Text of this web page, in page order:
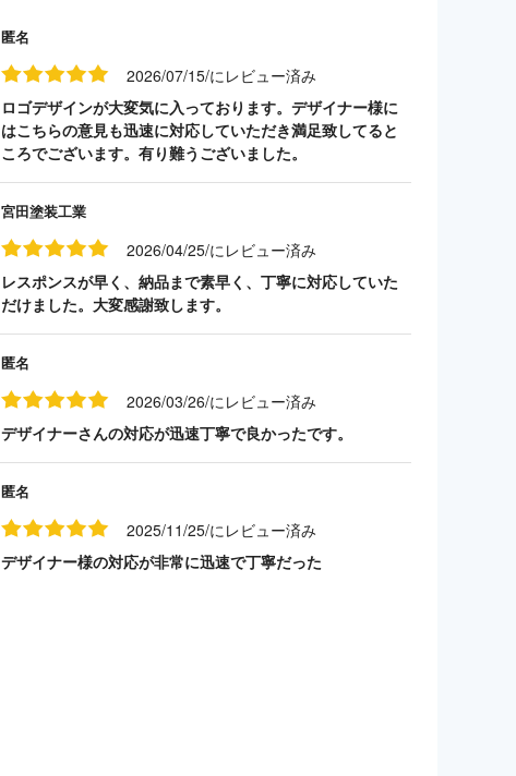
匿名
2026/07/15/にレビュー済み
ロゴデザインが大変気に入っております。デザイナー様に
はこちらの意見も迅速に対応していただき満足致してると
ころでございます。有り難うございました。
宮田塗装工業
2026/04/25/にレビュー済み
レスポンスが早く、納品まで素早く、丁寧に対応していた
だけました。大変感謝致します。
匿名
2026/03/26/にレビュー済み
デザイナーさんの対応が迅速丁寧で良かったです。
匿名
2025/11/25/にレビュー済み
デザイナー様の対応が非常に迅速で丁寧だった